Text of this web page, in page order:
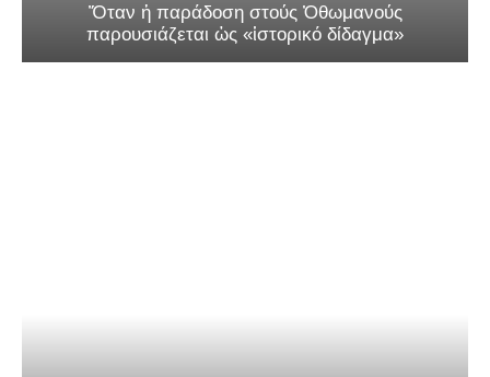
Ὅταν ἡ παράδοση στούς Ὀθωμανούς
παρουσιάζεται ὡς «ἱστορικό δίδαγμα»